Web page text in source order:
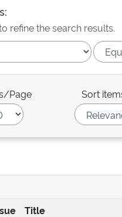
refine the search results.
Page Sort
Title